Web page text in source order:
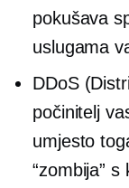
pokušava
uslugama
DDoS
počinitelj
umjesto
“zombija”